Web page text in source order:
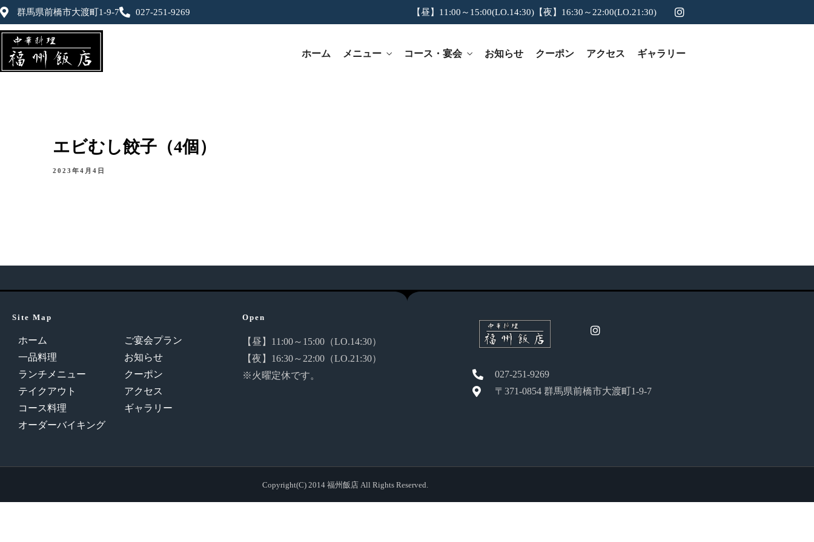
群馬県前橋市大渡町1-9-7 027-251-9269 【昼】11:00～15:00(LO.14:30)【夜】16:30～22:00(LO.21:30)
ホーム メニュー コース・宴会 お知らせ クーポン アクセス ギャラリー
エビむし餃子（4個）
2023年4月4日
Site Map
ホーム
一品料理
ランチメニュー
テイクアウト
コース料理
オーダーバイキング
ご宴会プラン
お知らせ
クーポン
アクセス
ギャラリー
Open
【昼】11:00～15:00（LO.14:30）
【夜】16:30～22:00（LO.21:30）
※火曜定休です。
027-251-9269
〒371-0854 群馬県前橋市大渡町1-9-7
Copyright(C) 2014 福州飯店 All Rights Reserved.